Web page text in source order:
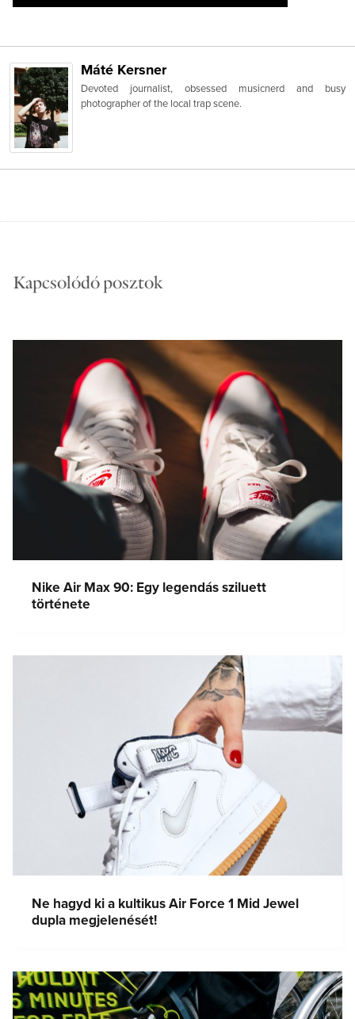
Máté Kersner
Devoted journalist, obsessed musicnerd and busy
photographer of the local trap scene.
Kapcsolódó posztok
Nike Air Max 90: Egy legendás sziluett
története
Ne hagyd ki a kultikus Air Force 1 Mid Jewel
dupla megjelenését!